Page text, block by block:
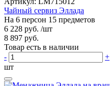
Чайный сервиз Эллада
На 6 персон 15 предметов
6 228 руб. /шт
8 897 руб.
Товар есть в наличии
-
+
шт